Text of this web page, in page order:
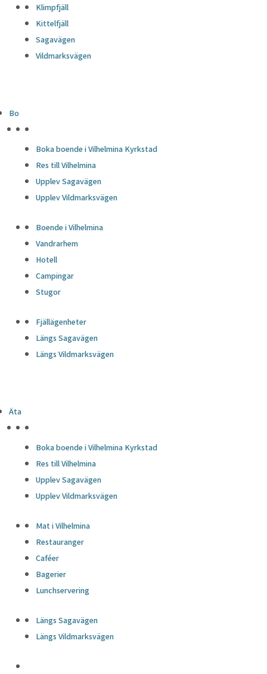
Klimpfjäll
Kittelfjäll
Sagavägen
Vildmarksvägen
Bo
Boka boende i Vilhelmina Kyrkstad
Res till Vilhelmina
Upplev Sagavägen
Upplev Vildmarksvägen
Boende i Vilhelmina
Vandrarhem
Hotell
Campingar
Stugor
Fjällägenheter
Längs Sagavägen
Längs Vildmarksvägen
Äta
Boka boende i Vilhelmina Kyrkstad
Res till Vilhelmina
Upplev Sagavägen
Upplev Vildmarksvägen
Mat i Vilhelmina
Restauranger
Caféer
Bagerier
Lunchservering
Längs Sagavägen
Längs Vildmarksvägen